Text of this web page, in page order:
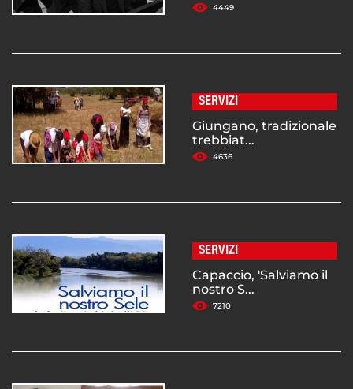
4449
SERVIZI
Giungano, tradizionale
trebbiat...
4636
SERVIZI
Capaccio, 'Salviamo il
nostro S...
7210